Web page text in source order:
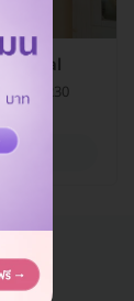
นคร 10230